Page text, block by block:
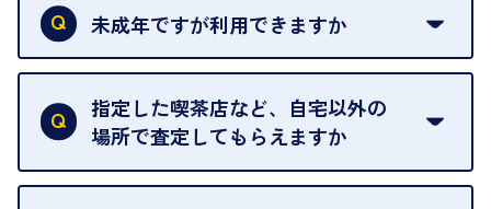
類はこちらをご確認ください。
未成年ですが利用できますか
18歳未満の方は、保護者の同意があってもご利用い
ただけません。
指定した喫茶店など、自宅以外の
場所で査定してもらえますか
ご自宅以外での査定はお引き受けできません。ご指